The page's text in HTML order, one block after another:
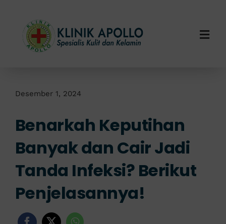
content
Layanan Kami
Info Klinik
Desember 1, 2024
Benarkah Keputihan
Banyak dan Cair Jadi
Tanda Infeksi? Berikut
Penjelasannya!